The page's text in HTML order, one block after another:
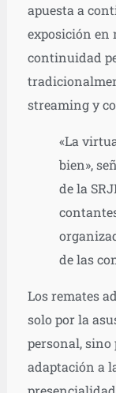
apuesta a
exposición
continuidad
streaming y
«La
bien»,
de la
de las
Los remates
solo por la
personal, sino
adaptación a